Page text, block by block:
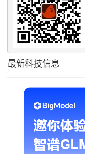
最新科技信息